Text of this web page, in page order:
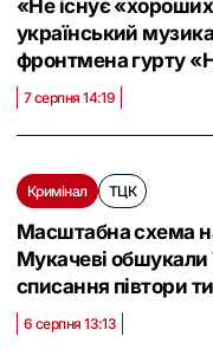
«Не існує
український
фронтмена гурту
7 серпня 14:19
Кримінал ТЦК
Масштабна схема
Мукачеві
списання півтори
6 серпня 13:13